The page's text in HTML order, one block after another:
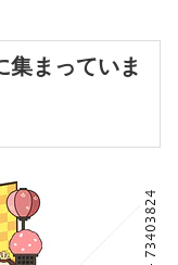
集まっていま